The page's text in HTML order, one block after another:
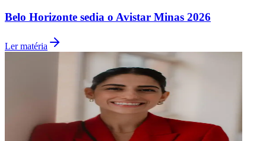
Belo Horizonte sedia o Avistar Minas 2026
Ler matéria